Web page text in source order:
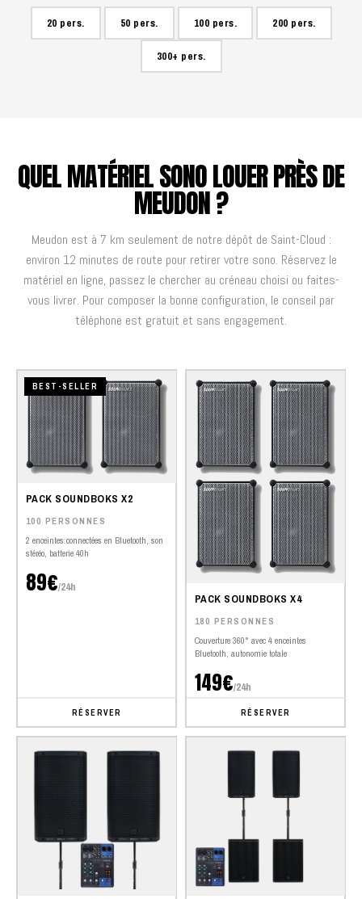
20 pers. 50 pers. 100 pers. 200 pers.
300+ pers.
QUEL MATÉRIEL SONO LOUER PRÈS DE
MEUDON ?
Meudon est à 7 km seulement de notre dépôt de Saint-Cloud :
environ 12 minutes de route pour retirer votre sono. Réservez le
matériel en ligne, passez le chercher au créneau choisi ou faites-
vous livrer. Pour composer la bonne configuration, le conseil par
téléphone est gratuit et sans engagement.
BEST-SELLER
PACK SOUNDBOKS X2
100 PERSONNES
2 enceintes connectées en Bluetooth, son
stéréo, batterie 40h
89€/24h
RÉSERVER
PACK SOUNDBOKS X4
180 PERSONNES
Couverture 360° avec 4 enceintes
Bluetooth, autonomie totale
149€/24h
RÉSERVER